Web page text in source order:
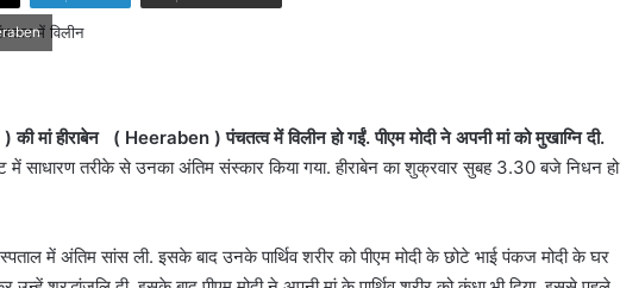
मां हीराबेन ( Heeraben ) पंचतत्व में विलीन हो गईं. पीएम मोदी ने अपनी मां को मुखाग्नि दी.
में साधारण तरीके से उनका अंतिम संस्कार किया गया. हीराबेन का शुक्रवार सुबह 3.30 बजे निधन हो
में अंतिम सांस ली. इसके बाद उनके पार्थिव शरीर को पीएम मोदी के छोटे भाई पंकज मोदी के घर